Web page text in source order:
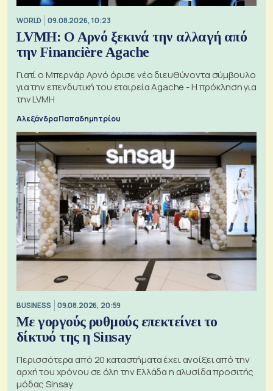
WORLD 09.08.2026, 10:23
LVMH: Ο Αρνό ξεκινά την αλλαγή από
την Financière Agache
Γιατί ο Μπερνάρ Αρνό όρισε νέο διευθύνοντα σύμβουλο
για την επενδυτική του εταιρεία Agache - Η πρόκληση για
την LVMH
Αλεξάνδρα Παπαδημητρίου
BUSINESS 09.08.2026, 20:59
Με γοργούς ρυθμούς επεκτείνει το
δίκτυό της η Sinsay
Περισσότερα από 20 καταστήματα έχει ανοίξει από την
αρχή του χρόνου σε όλη την Ελλάδα η αλυσίδα προσιτής
μόδας Sinsay